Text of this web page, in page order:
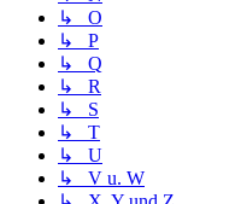
↳ O
↳ P
↳ Q
↳ R
↳ S
↳ T
↳ U
↳ V u. W